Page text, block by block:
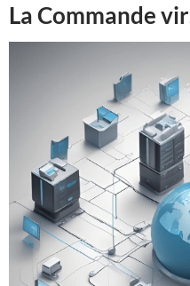
La Commande